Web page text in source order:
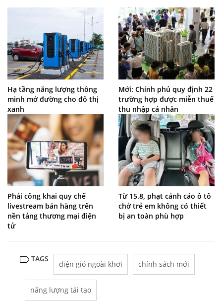
Hạ tầng năng lượng thông
minh mở đường cho đô thị
xanh
Mới: Chính phủ quy định 22
trường hợp được miễn thuế
thu nhập cá nhân
Phải công khai quy chế
livestream bán hàng trên
nền tảng thương mại điện
tử
Từ 15.8, phạt cảnh cáo ô tô
chở trẻ em không có thiết
bị an toàn phù hợp
TAGS
điện gió ngoài khơi chính sách mới
năng lượng tái tạo